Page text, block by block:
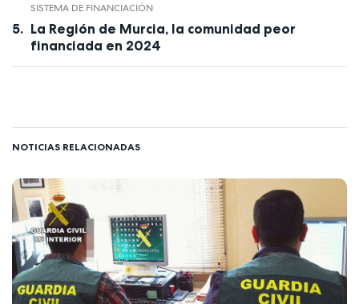
SISTEMA DE FINANCIACIÓN
La Región de Murcia, la comunidad peor
financiada en 2024
NOTICIAS RELACIONADAS